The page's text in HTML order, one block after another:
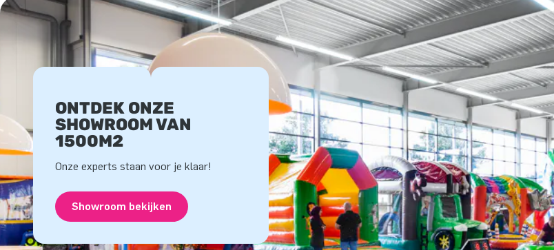
ONTDEK ONZE
SHOWROOM VAN
1500M2
Onze experts staan voor je klaar!
Showroom bekijken